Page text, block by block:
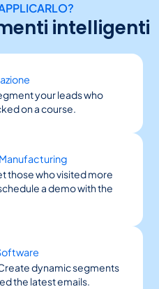
intelligenti
your leads who
on a course.
those who visited more
a demo with the
dynamic segments
the latest emails.